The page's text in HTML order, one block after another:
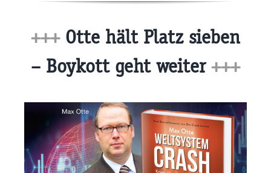
+++Otte hält Platz sieben
– Boykott geht weiter+++